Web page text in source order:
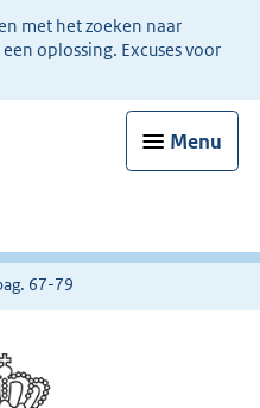
met het zoeken naar
oplossing. Excuses voor
Menu
67-79